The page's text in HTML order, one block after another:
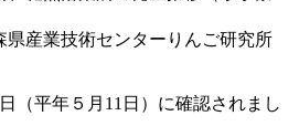
産業技術センターりんご研究所
（平年５月11日）に確認されまし